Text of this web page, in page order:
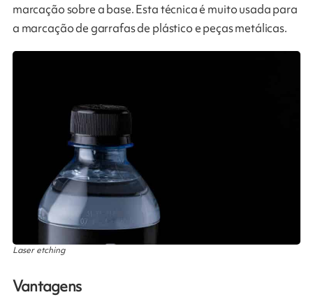
marcação sobre a base. Esta técnica é muito usada para
a marcação de garrafas de plástico e peças metálicas.​
Laser etching
Vantagens